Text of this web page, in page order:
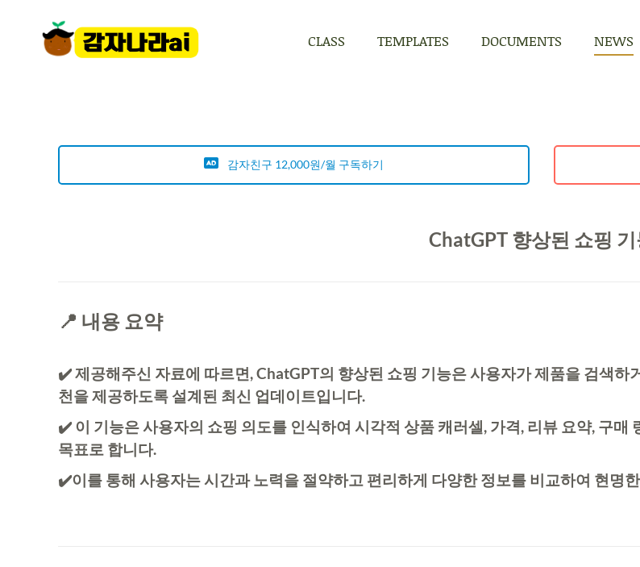
CLASS TEMPLATES DOCUMENTS NEWS
감자친구 12,000원/월 구독하기
ChatGPT 향상된 쇼핑
📍 내용 요약
✔️ 제공해주신 자료에 따르면, ChatGPT의 향상된 쇼핑 기능은 사용자가 제품을 검색하
천을 제공하도록 설계된 최신 업데이트입니다.
✔️ 이 기능은 사용자의 쇼핑 의도를 인식하여 시각적 상품 캐러셀, 가격, 리뷰 요약, 구
목표로 합니다.
✔️이를 통해 사용자는 시간과 노력을 절약하고 편리하게 다양한 정보를 비교하여 현명